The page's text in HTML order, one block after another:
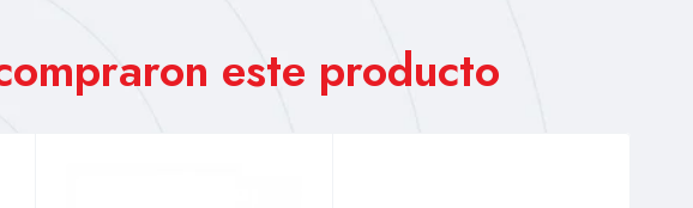
este producto